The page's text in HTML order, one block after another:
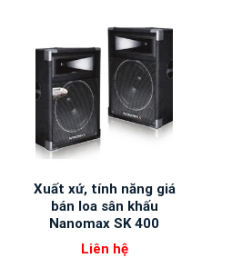
Xuất xứ, tính năng giá
bán loa sân khấu
Nanomax SK 400
Liên hệ